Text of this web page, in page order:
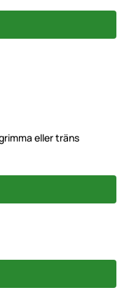
eller träns